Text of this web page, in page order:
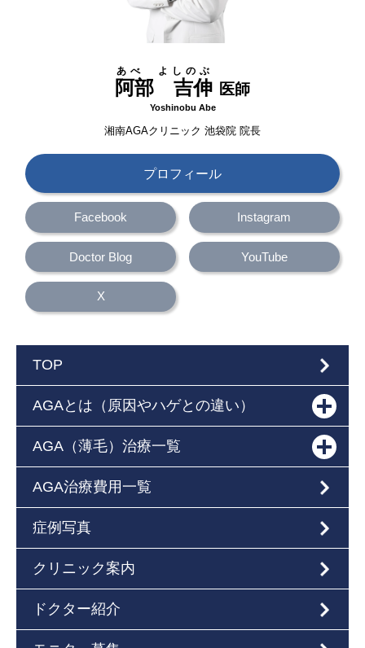
阿部 吉伸
あべ よしのぶ
医師
Yoshinobu Abe
湘南AGAクリニック 池袋院 院長
プロフィール
Facebook Instagram
Doctor Blog YouTube
X
TOP
AGAとは（原因やハゲとの違い）
AGA（薄毛）治療一覧
AGA治療費用一覧
症例写真
クリニック案内
ドクター紹介